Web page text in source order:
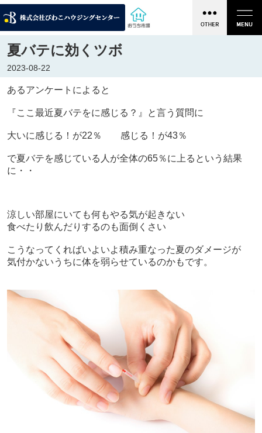
夏バテに効くツボ
2023-08-22
あるアンケートによると
『ここ最近夏バテをに感じる？』と言う質問に
大いに感じる！が22％ 感じる！が43％
で夏バテを感じている人が全体の65％に上るという結果
に・・
涼しい部屋にいても何もやる気が起きない
食べたり飲んだりするのも面倒くさい
こうなってくればいよいよ積み重なった夏のダメージが
気付かないうちに体を弱らせているのかもです。